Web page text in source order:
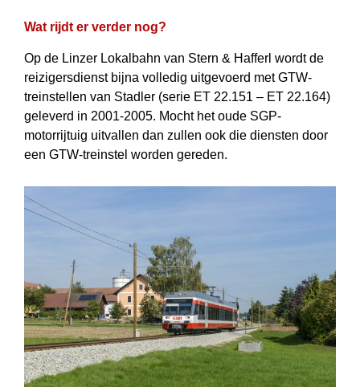
Wat rijdt er verder nog?
Op de Linzer Lokalbahn van Stern & Hafferl wordt de
reizigersdienst bijna volledig uitgevoerd met GTW-
treinstellen van Stadler (serie ET 22.151 – ET 22.164)
geleverd in 2001-2005. Mocht het oude SGP-
motorrijtuig uitvallen dan zullen ook die diensten door
een GTW-treinstel worden gereden.